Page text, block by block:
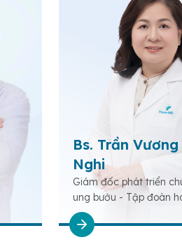
Bs. Trần
Nghi
Giám đốc phát triển
ung bướu - Tập đoàn